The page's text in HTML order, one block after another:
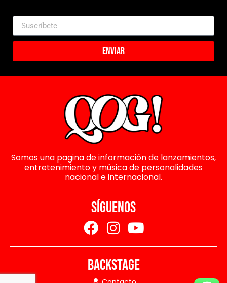
Enviar
Somos una pagina de información de lanzamientos,
entretenimiento y música de personalidades
nacional e internacional.
SÍGUENOS
BACKSTAGE